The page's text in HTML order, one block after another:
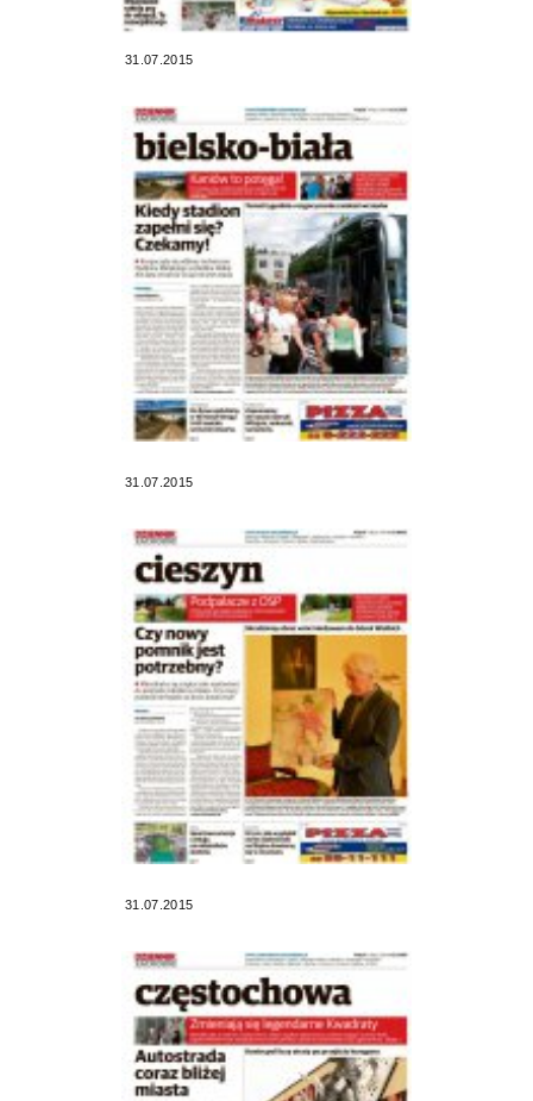
31.07.2015
31.07.2015
31.07.2015